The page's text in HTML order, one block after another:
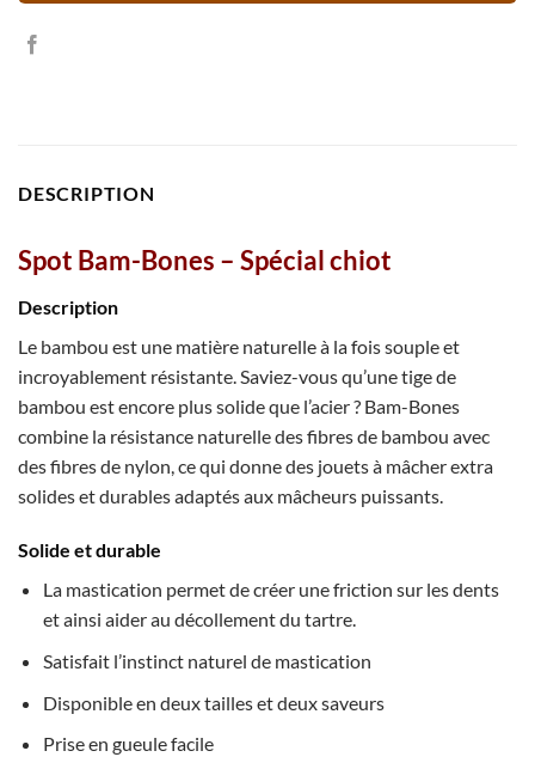
DESCRIPTION
Spot Bam-Bones – Spécial chiot
Description
Le bambou est une matière naturelle à la fois souple et
incroyablement résistante. Saviez-vous qu’une tige de
bambou est encore plus solide que l’acier ? Bam-Bones
combine la résistance naturelle des fibres de bambou avec
des fibres de nylon, ce qui donne des jouets à mâcher extra
solides et durables adaptés aux mâcheurs puissants.
Solide et durable
La mastication permet de créer une friction sur les dents
et ainsi aider au décollement du tartre.
Satisfait l’instinct naturel de mastication
Disponible en deux tailles et deux saveurs
Prise en gueule facile